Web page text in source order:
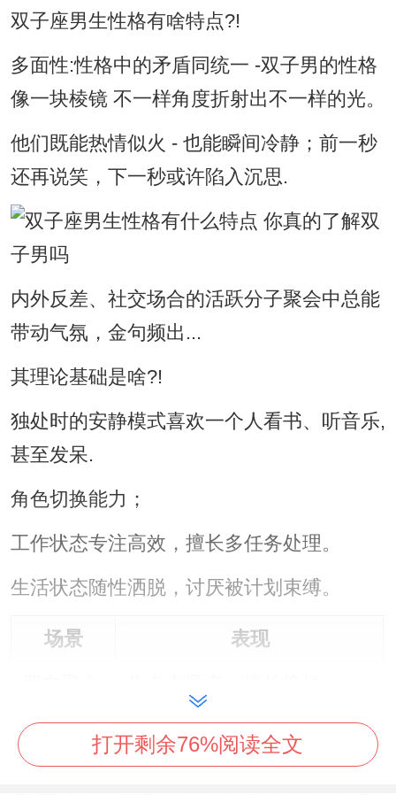
双子座男生性格有啥特点?!
多面性:性格中的矛盾同统一 -双子男的性格
像一块棱镜 不一样角度折射出不一样的光。
他们既能热情似火 - 也能瞬间冷静；前一秒
还再说笑，下一秒或许陷入沉思.
内外反差、社交场合的活跃分子聚会中总能
带动气氛，金句频出...
其理论基础是啥?!
独处时的安静模式喜欢一个人看书、听音乐,
甚至发呆.
角色切换能力；
工作状态专注高效，擅长多任务处理。
生活状态随性洒脱，讨厌被计划束缚。
场景 表现
家庭相处 偶尔沉默 - 更注重精神交流
打开剩余76%阅读全文